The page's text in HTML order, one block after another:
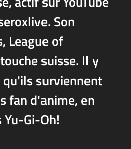
Son
League of
suisse. Il y
surviennent
fan d'anime, en
Gi-Oh!